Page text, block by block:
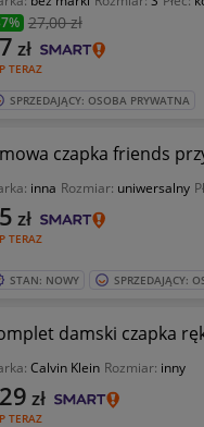
27,00 zł
TERAZ
zł
SPRZEDAJĄCY: OSOBA PRYWATNA
czapka friends
inna Rozmiar: uniwersalny
TERAZ
zł
STAN: NOWY SPRZEDAJĄCY:
damski czapka
Calvin Klein Rozmiar: inny
TERAZ
zł